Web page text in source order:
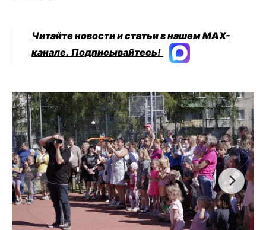
Читайте новости и статьи в нашем MAX-
канале. Подписывайтесь!